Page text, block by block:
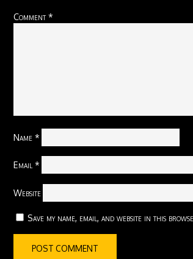
Comment*
Name *
Email *
Website
Save my name, email, and website in this